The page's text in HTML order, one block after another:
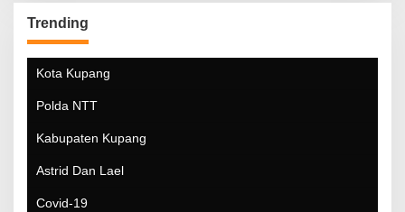
Trending
Kota Kupang
Polda NTT
Kabupaten Kupang
Astrid Dan Lael
Covid-19